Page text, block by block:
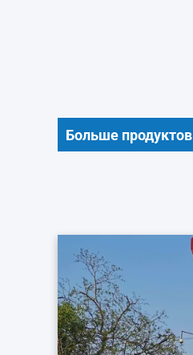
Больше продуктов